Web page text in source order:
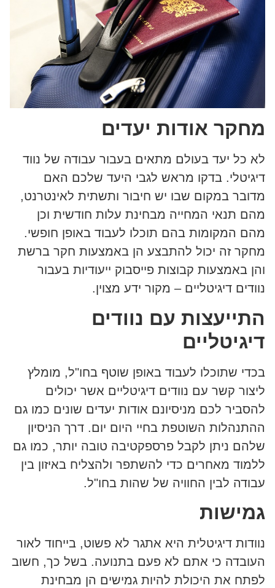
מחקר אודות יעדים
לא כל יעד בעולם מתאים בעבור עבודה של נווד
דיגיטלי. בדקו מראש לגבי היעד שלכם האם
מדובר במקום שבו יש חיבור ותשתית לאינטרנט,
מהם תנאי המחייה מבחינת עלות חודשית וכן
מהם המקומות בהם תוכלו לעבוד באופן חופשי.
מחקר זה יכול להתבצע הן באמצעות חקר ברשת
והן באמצעות קבוצות פייסבוק ייעודיות בעבור
נוודים דיגיטליים – מקור ידע מצוין.
התייעצות עם נוודים
דיגיטליים
בכדי שתוכלו לעבוד באופן שוטף בחו"ל, מומלץ
ליצור קשר עם נוודים דיגיטליים אשר יכולים
להסביר לכם מניסיונם אודות יעדים שונים כמו גם
ההתנהלות השוטפת בחיי היום יום. דרך הניסיון
שלהם ניתן לקבל פרספקטיבה טובה יותר, כמו גם
ללמוד מאחרים כדי להשתפר ולהצליח באיזון בין
עבודה לבין החוויה של שהות בחו"ל.
גמישות
נוודות דיגיטלית היא אתגר לא פשוט, בייחוד לאור
העובדה כי אתם לא פעם בתנועה. בשל כך, חשוב
לפתח את היכולת להיות גמישים הן מבחינת